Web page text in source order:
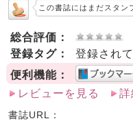
この書誌にはまだスタン
総合評価：
登録タグ：
登録され
便利機能：
レビューを見る
詳
書誌URL：